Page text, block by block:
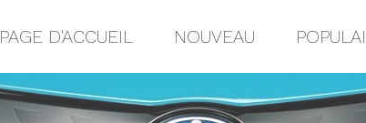
PAGE D'ACCUEIL NOUVEAU